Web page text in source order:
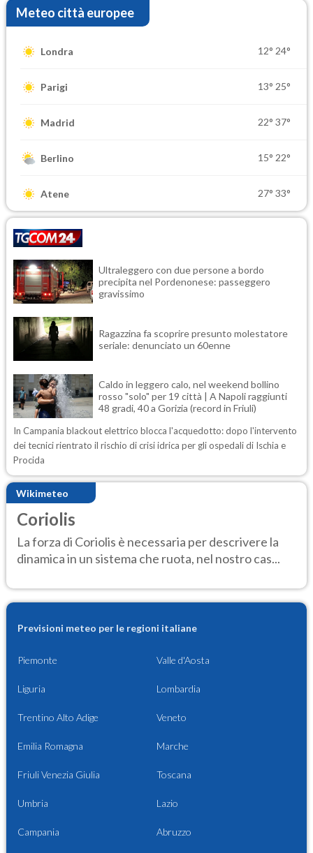
Meteo città europee
Londra 12° 24°
Parigi 13° 25°
Madrid 22° 37°
Berlino 15° 22°
Atene 27° 33°
Ultraleggero con due persone a bordo
precipita nel Pordenonese: passeggero
gravissimo
Ragazzina fa scoprire presunto molestatore
seriale: denunciato un 60enne
Caldo in leggero calo, nel weekend bollino
rosso "solo" per 19 città | A Napoli raggiunti
48 gradi, 40 a Gorizia (record in Friuli)
In Campania blackout elettrico blocca l'acquedotto: dopo l'intervento
dei tecnici rientrato il rischio di crisi idrica per gli ospedali di Ischia e
Procida
Wikimeteo
Coriolis
La forza di Coriolis è necessaria per descrivere la
dinamica in un sistema che ruota, nel nostro cas...
Previsioni meteo per le regioni italiane
Piemonte Valle d'Aosta
Liguria Lombardia
Trentino Alto Adige Veneto
Emilia Romagna Marche
Friuli Venezia Giulia Toscana
Umbria Lazio
Campania Abruzzo